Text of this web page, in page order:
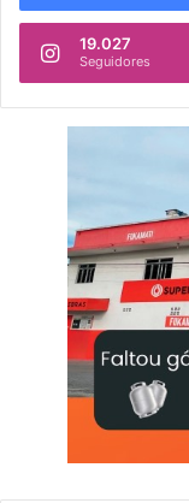
19.027
Seguidores